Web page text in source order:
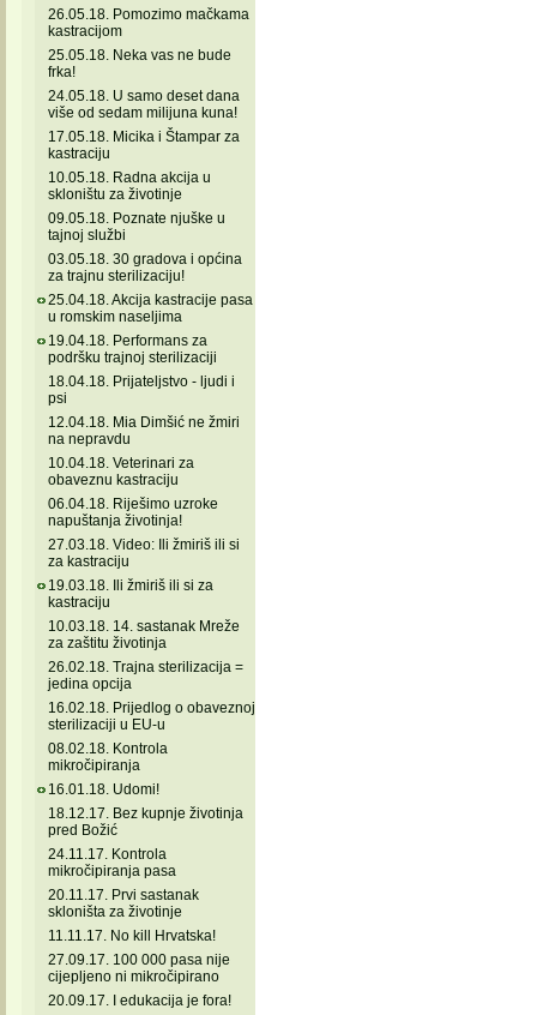
26.05.18. Pomozimo mačkama
kastracijom
25.05.18. Neka vas ne bude
frka!
24.05.18. U samo deset dana
više od sedam milijuna kuna!
17.05.18. Micika i Štampar za
kastraciju
10.05.18. Radna akcija u
skloništu za životinje
09.05.18. Poznate njuške u
tajnoj službi
03.05.18. 30 gradova i općina
za trajnu sterilizaciju!
25.04.18. Akcija kastracije pasa
u romskim naseljima
19.04.18. Performans za
podršku trajnoj sterilizaciji
18.04.18. Prijateljstvo - ljudi i
psi
12.04.18. Mia Dimšić ne žmiri
na nepravdu
10.04.18. Veterinari za
obaveznu kastraciju
06.04.18. Riješimo uzroke
napuštanja životinja!
27.03.18. Video: Ili žmiriš ili si
za kastraciju
19.03.18. Ili žmiriš ili si za
kastraciju
10.03.18. 14. sastanak Mreže
za zaštitu životinja
26.02.18. Trajna sterilizacija =
jedina opcija
16.02.18. Prijedlog o obaveznoj
sterilizaciji u EU-u
08.02.18. Kontrola
mikročipiranja
16.01.18. Udomi!
18.12.17. Bez kupnje životinja
pred Božić
24.11.17. Kontrola
mikročipiranja pasa
20.11.17. Prvi sastanak
skloništa za životinje
11.11.17. No kill Hrvatska!
27.09.17. 100 000 pasa nije
cijepljeno ni mikročipirano
20.09.17. I edukacija je fora!